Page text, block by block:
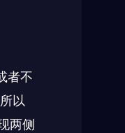
者不
所以
两侧